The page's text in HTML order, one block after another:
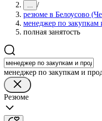
... /
резюме в Белоусово
менеджер по закупкам
полная занятость
менеджер по закупкам и
Резюме